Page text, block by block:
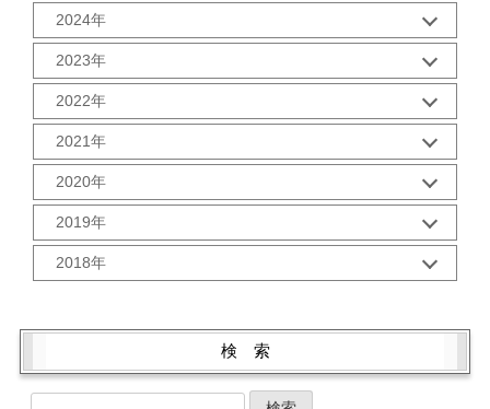
10月 (2)
9月 (2)
8月 (2)
7月 (2)
6月 (2)
5月 (3)
4月 (1)
3月 (2)
2月 (2)
1月 (3)
2024年
12月 (1)
11月 (2)
10月 (2)
9月 (2)
8月 (2)
7月 (2)
6月 (2)
5月 (2)
4月 (2)
3月 (1)
2月 (2)
2023年
12月 (2)
11月 (2)
10月 (2)
9月 (2)
8月 (2)
7月 (2)
6月 (2)
5月 (2)
4月 (2)
2022年
12月 (2)
11月 (2)
10月 (3)
9月 (3)
8月 (2)
6月 (2)
5月 (3)
2月 (2)
2021年
12月 (2)
11月 (2)
10月 (2)
9月 (5)
8月 (1)
5月 (2)
3月 (2)
2020年
12月 (2)
11月 (2)
10月 (2)
9月 (1)
7月 (3)
5月 (2)
4月 (4)
2019年
12月 (3)
11月 (1)
7月 (1)
6月 (4)
2018年
検 索